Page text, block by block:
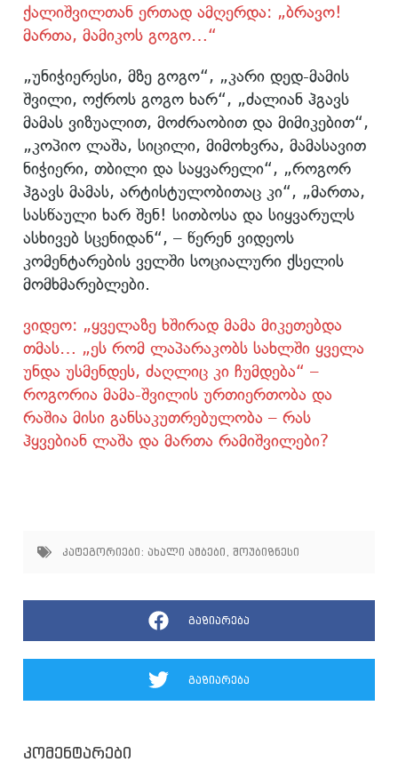
ქალიშვილთან ერთად ამღერდა: „ბრავო!
მართა, მამიკოს გოგო…“
„უნიჭიერესი, მზე გოგო“, „კარი დედ-მამის
შვილი, ოქროს გოგო ხარ“, „ძალიან ჰგავს
მამას ვიზუალით, მოძრაობით და მიმიკებით“,
„კოპიო ლაშა, სიცილი, მიმოხვრა, მამასავით
ნიჭიერი, თბილი და საყვარელი“, „როგორ
ჰგავს მამას, არტისტულობითაც კი“, „მართა,
სასწაული ხარ შენ! სითბოსა და სიყვარულს
ასხივებ სცენიდან“, – წერენ ვიდეოს
კომენტარების ველში სოციალური ქსელის
მომხმარებლები.
ვიდეო: „ყველაზე ხშირად მამა მიკეთებდა
თმას… „ეს რომ ლაპარაკობს სახლში ყველა
უნდა უსმენდეს, ძაღლიც კი ჩუმდება“ –
როგორია მამა-შვილის ურთიერთობა და
რაშია მისი განსაკუთრებულობა – რას
ჰყვებიან ლაშა და მართა რამიშვილები?
კატეგორიები: ახალი ამბები , შოუბიზნესი
გაზიარება
გაზიარება
კომენტარები